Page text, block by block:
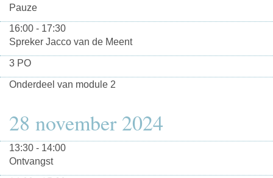
Pauze
16:00 - 17:30
Spreker Jacco van de Meent
3 PO
Onderdeel van module 2
28 november 2024
13:30 - 14:00
Ontvangst